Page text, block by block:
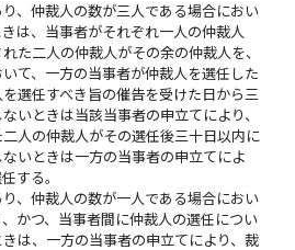
、仲裁人の数が三人である場合におい
は、当事者がそれぞれ一人の仲裁人
た二人の仲裁人がその余の仲裁人を、
て、一方の当事者が仲裁人を選任した
選任すべき旨の催告を受けた日から三
いときは当該当事者の申立てにより、
人の仲裁人がその選任後三十日以内に
いときは一方の当事者の申立てによ
する。
、仲裁人の数が一人である場合におい
かつ、当事者間に仲裁人の選任につい
は、一方の当事者の申立てにより、裁